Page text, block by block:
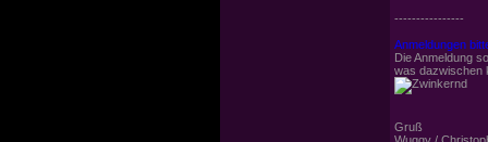
----------------
Anmeldungen
Die Anmeldung
was dazwischen
Gruß
Wuggy /